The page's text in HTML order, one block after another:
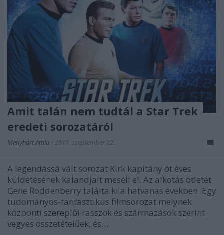
Amit talán nem tudtál a Star Trek
eredeti sorozatáról
Menyhárt Attila • 2017. szeptember 22.
A legendássá vált sorozat Kirk kapitány öt éves
küldetésének kalandjait meséli el. Az alkotás ötletét
Gene Roddenberry találta ki a hatvanas években. Egy
tudományos-fantasztikus filmsorozat melynek
központi szereplői rasszok és származások szerint
vegyes összetételűek, és…